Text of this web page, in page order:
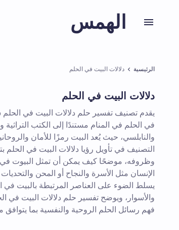
الهمس
الرئيسية دلالات البيت في الحلم
دلالات البيت في الحلم
يقدم تصنيف تفسير حلم دلالات البيت في الحلم
في الحلم في المنام مستندًا إلى الكتب التراثية
والنابلسي، حيث يُعد البيت رمزًا للأمان
التصنيف في تأويل رؤيا دلالات البيت في
وظروفه، موضحًا كيف يمكن أن تمثل البيوت في
الإنسان مثل الأسرة والنجاح أو المحن
يسلط الضوء على العناصر المرتبطة بالبيت في
والأسوار، ويوضح تفسير حلم دلالات البيت في
فهم رسائل الحلم الروحية والنفسية بما يتوافق